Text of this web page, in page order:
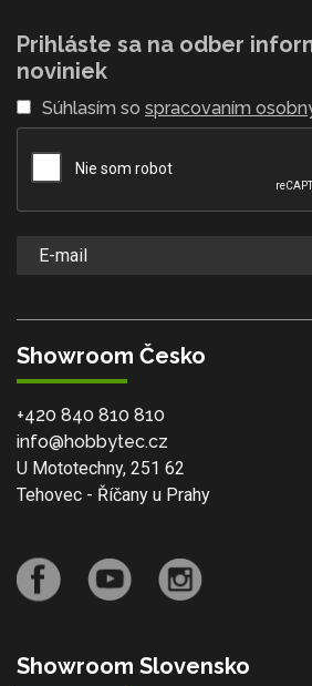
Prihláste sa na odber
noviniek
Súhlasím so spracovaním
Showroom Česko
+420 840 810 810
info@hobbytec.cz
U Mototechny, 251 62
Tehovec - Říčany u Prahy
Showroom Slovensko